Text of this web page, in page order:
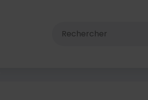
Rechercher dans le